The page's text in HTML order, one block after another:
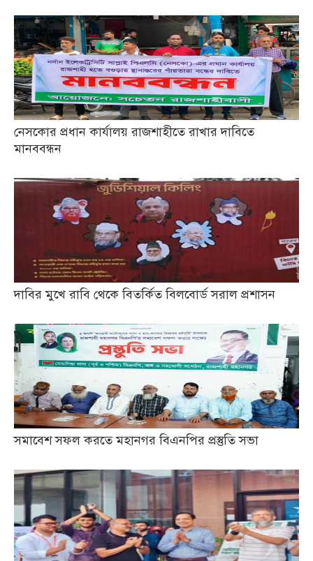
নেসকোর প্রধান কার্যালয় রাজশাহীতে রাখার দাবিতে
মানববন্ধন
দাবির মুখে রাবি থেকে বিতর্কিত বিলবোর্ড সরাল প্রশাসন
সমাবেশ সফল করতে মহানগর বিএনপির প্রস্তুতি সভা